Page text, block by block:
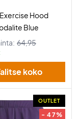
Hood
Blue
64,95
koko
OUTLET
- 47%